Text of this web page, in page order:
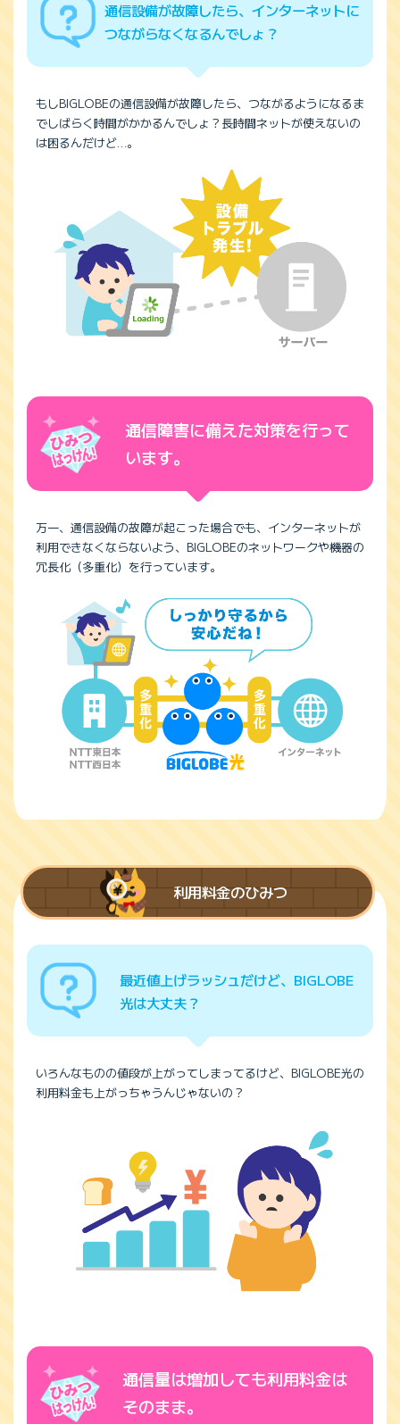
通信設備が故障したら、インターネットに
つながらなくなるんでしょ？
もしBIGLOBEの通信設備が故障したら、つながるようになるま
でしばらく時間がかかるんでしょ？長時間ネットが使えないの
は困るんだけど…。
通信障害に備えた対策を行って
います。
万一、通信設備の故障が起こった場合でも、インターネットが
利用できなくならないよう、BIGLOBEのネットワークや機器の
冗長化（多重化）を行っています。
利用料金のひみつ
最近値上げラッシュだけど、BIGLOBE
光は大丈夫？
いろんなものの値段が上がってしまってるけど、BIGLOBE光の
利用料金も上がっちゃうんじゃないの？
通信量は増加しても利用料金は
そのまま。